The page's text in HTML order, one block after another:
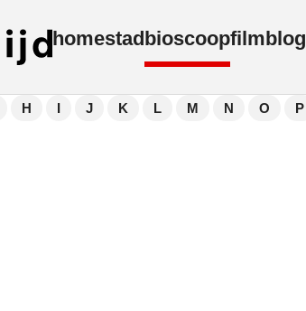
homestadbioscoopfilmblog
H I J K L M N O P